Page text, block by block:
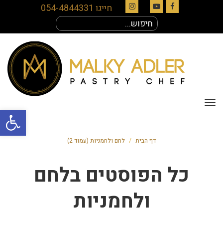
פתח
Facebook
YouTube
Instagram
חייגו 054-4844331
עבור:
תפריט
דף הבית / לחם ולחמניות (עמוד 2)
כל הפוסטים בלחם
ולחמניות